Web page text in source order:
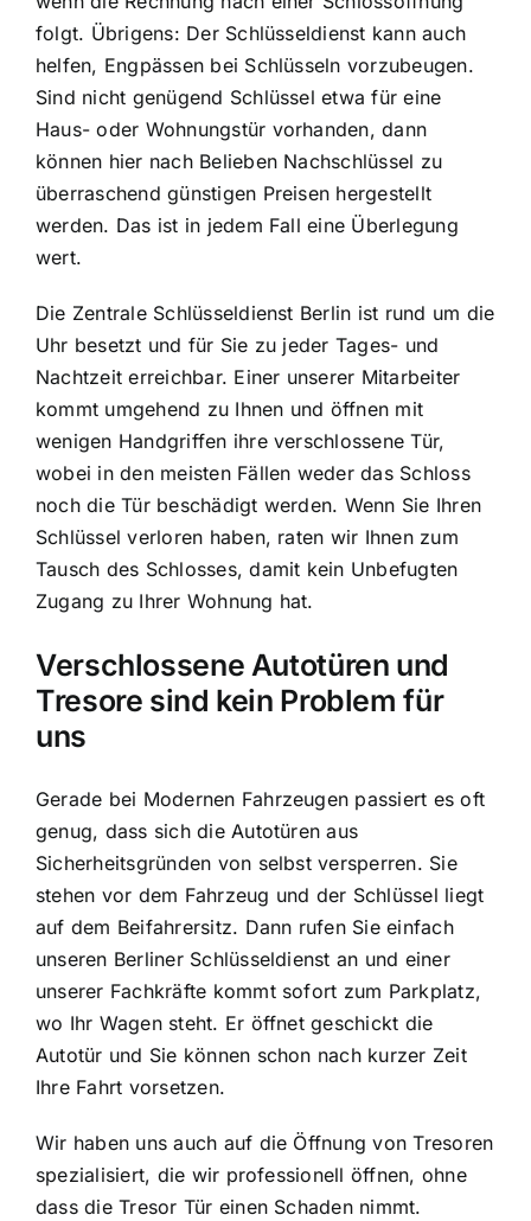
folgt. Übrigens: Der Schlüsseldienst kann auch
helfen, Engpässen bei Schlüsseln vorzubeugen.
Sind nicht genügend Schlüssel etwa für eine
Haus- oder Wohnungstür vorhanden, dann
können hier nach Belieben Nachschlüssel zu
überraschend günstigen Preisen hergestellt
werden. Das ist in jedem Fall eine Überlegung
wert.
Die Zentrale Schlüsseldienst Berlin ist rund um die
Uhr besetzt und für Sie zu jeder Tages- und
Nachtzeit erreichbar. Einer unserer Mitarbeiter
kommt umgehend zu Ihnen und öffnen mit
wenigen Handgriffen ihre verschlossene Tür,
wobei in den meisten Fällen weder das Schloss
noch die Tür beschädigt werden. Wenn Sie Ihren
Schlüssel verloren haben, raten wir Ihnen zum
Tausch des Schlosses, damit kein Unbefugten
Zugang zu Ihrer Wohnung hat.
Verschlossene Autotüren und
Tresore sind kein Problem für
uns
Gerade bei Modernen Fahrzeugen passiert es oft
genug, dass sich die Autotüren aus
Sicherheitsgründen von selbst versperren. Sie
stehen vor dem Fahrzeug und der Schlüssel liegt
auf dem Beifahrersitz. Dann rufen Sie einfach
unseren Berliner Schlüsseldienst an und einer
unserer Fachkräfte kommt sofort zum Parkplatz,
wo Ihr Wagen steht. Er öffnet geschickt die
Autotür und Sie können schon nach kurzer Zeit
Ihre Fahrt vorsetzen.
Wir haben uns auch auf die Öffnung von Tresoren
spezialisiert, die wir professionell öffnen, ohne
dass die Tresor Tür einen Schaden nimmt.